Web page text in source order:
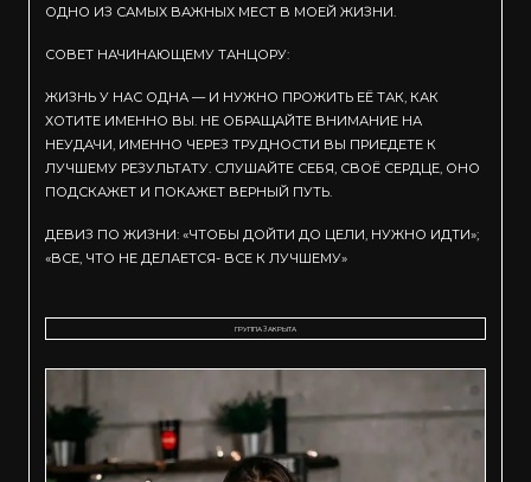
ОДНО ИЗ САМЫХ ВАЖНЫХ МЕСТ В МОЕЙ ЖИЗНИ.
СОВЕТ НАЧИНАЮЩЕМУ ТАНЦОРУ:
ЖИЗНЬ У НАС ОДНА — И НУЖНО ПРОЖИТЬ ЕЁ ТАК, КАК
ХОТИТЕ ИМЕННО ВЫ. НЕ ОБРАЩАЙТЕ ВНИМАНИЕ НА
НЕУДАЧИ, ИМЕННО ЧЕРЕЗ ТРУДНОСТИ ВЫ ПРИЕДЕТЕ К
ЛУЧШЕМУ РЕЗУЛЬТАТУ. СЛУШАЙТЕ СЕБЯ, СВОЁ СЕРДЦЕ, ОНО
ПОДСКАЖЕТ И ПОКАЖЕТ ВЕРНЫЙ ПУТЬ.
ДЕВИЗ ПО ЖИЗНИ: «ЧТОБЫ ДОЙТИ ДО ЦЕЛИ, НУЖНО ИДТИ»;
«ВСЕ, ЧТО НЕ ДЕЛАЕТСЯ- ВСЕ К ЛУЧШЕМУ»
ГРУППА ЗАКРЫТА